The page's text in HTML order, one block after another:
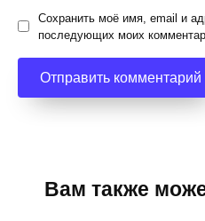
Сохранить моё имя, email и
последующих моих
Вам также